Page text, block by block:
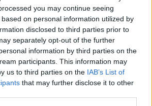
you may continue seeing
on personal information utilized by
disclosed to third parties prior to
separately opt-out of the further
information by third parties on the
participants. This information may
us to third parties on the IAB’s List of
that may further disclose it to other